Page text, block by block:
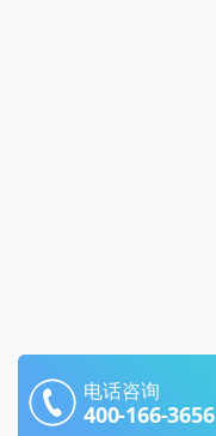
电话咨询
400-166-3656